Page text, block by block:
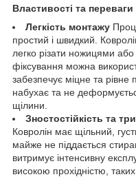
Властивості та
Легкість монтажу
простий і швидкий.
легко різати ножицями
фіксування можна
забезпечує міцне та рівне
набухає та не
щілини.
Зностостійкість та
Ковролін має щільний,
майже не піддається
витримує інтенсивну
високою прохідністю,